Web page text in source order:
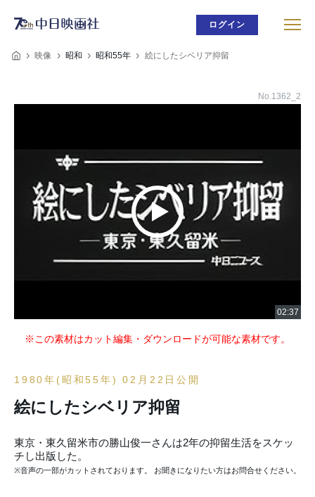
ログイン
映像 昭和 昭和55年 絵にしたシベリア抑留
No.1362_2
※この素材はカット編集・ダウンロードが可能な素材です。
1980年(昭和55年) 02月22日公開
絵にしたシベリア抑留
東京・東久留米市の勝山俊一さんは2年の抑留生活をスケッ
チし出版した。
※音声の一部がカットされております。 お聞きになりたい方はお問合せください。